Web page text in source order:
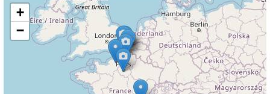
+
−